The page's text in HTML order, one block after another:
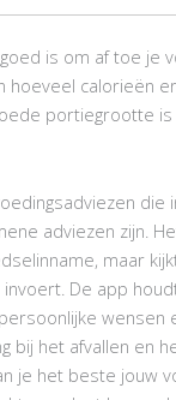
is om af toe je
hoeveel calorieën
portiegrootte is
die
adviezen zijn.
maar
De app
wensen
bij het afvallen en
je het beste jouw